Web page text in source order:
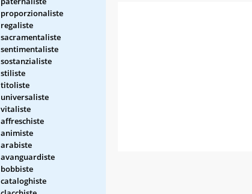
proporzionaliste
regaliste
sacramentaliste
sentimentaliste
sostanzialiste
stiliste
titoliste
universaliste
vitaliste
affreschiste
animiste
arabiste
avanguardiste
bobbiste
cataloghiste